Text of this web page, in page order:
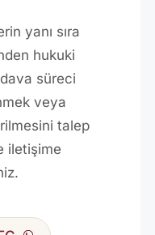
yanı sıra
hukuki
dava süreci
veya
talep
iletişime